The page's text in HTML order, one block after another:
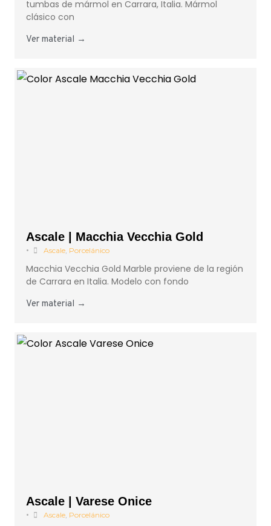
tumbas de mármol en Carrara, Italia. Mármol
clásico con
Ver material →
Ascale | Macchia Vecchia Gold
• Ascale, Porcelánico
Macchia Vecchia Gold Marble proviene de la región
de Carrara en Italia. Modelo con fondo
Ver material →
Ascale | Varese Onice
• Ascale, Porcelánico